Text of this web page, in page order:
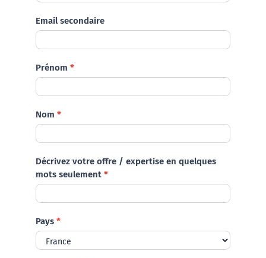
Email secondaire
Prénom *
Nom *
Décrivez votre offre / expertise en quelques
mots seulement *
Pays *